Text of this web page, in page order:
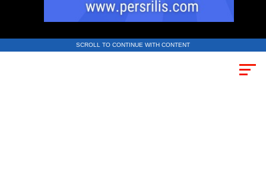
SCROLL TO CONTINUE WITH CONTENT